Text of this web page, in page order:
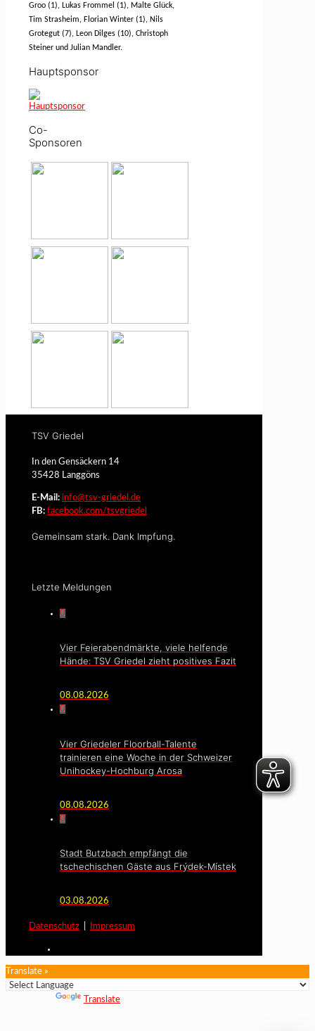
Groo (1), Lukas Frommel (1), Malte Glück,
Tim Strasheim, Florian Winter (1), Nils
Grotegut (7), Leon Dilges (10), Christoph
Steiner und Julian Mandler.
Hauptsponsor
Co-
Sponsoren
TSV Griedel
In den Gensäckern 14
35428 Langgöns
E-Mail: info@tsv-griedel.de
FB: facebook.com/tsvgriedel
Gemeinsam stark. Dank Impfung.
Letzte Meldungen
0
Vier Feierabendmärkte, viele helfende
Hände: TSV Griedel zieht positives Fazit
08.08.2026
0
Vier Griedeler Floorball-Talente
trainieren eine Woche in der Schweizer
Unihockey-Hochburg Arosa
08.08.2026
0
Stadt Butzbach empfängt die
tschechischen Gäste aus Frýdek-Místek
03.08.2026
Datenschutz Impressum
Translate »
Translate